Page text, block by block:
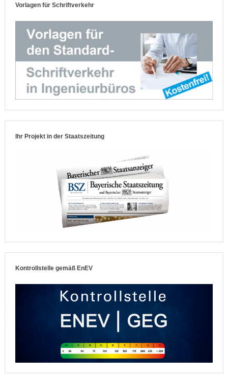
Vorlagen für Schriftverkehr
Ihr Projekt in der Staatszeitung
Kontrollstelle gemäß EnEV